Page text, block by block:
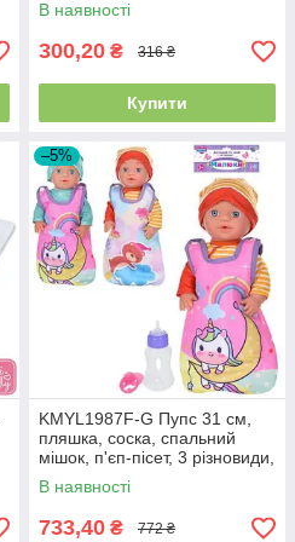
В наявності
300,20 ₴ 316 ₴
Купити
–5%
KMYL1987F-G Пупс 31 см,
пляшка, соска, спальний
мішок, п'єп-пісет, 3 різновиди,
у пакеті 24-44-9 см
В наявності
733,40 ₴ 772 ₴